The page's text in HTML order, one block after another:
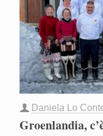
Daniela Lo
Groenlandia,